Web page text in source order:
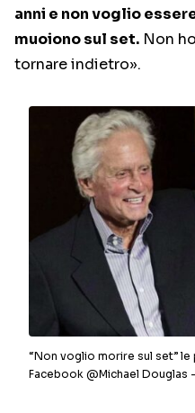
anni e non voglio
muoiono sul set. Non
tornare indietro».
“Non voglio morire sul set”
Facebook @Michael Douglas